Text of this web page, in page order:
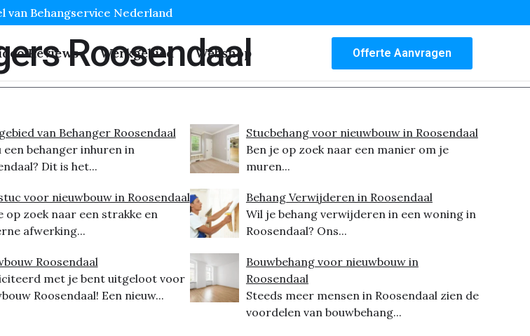
van Behangservice Nederland
Reviews Werkgebied Webshop Offerte Aanvragen
Roosendaal
van Behanger Roosendaal
een behanger inhuren in
Dit is het...
voor nieuwbouw in Roosendaal
op zoek naar een strakke en
afwerking...
Roosendaal
met je bent uitgeloot voor
Roosendaal! Een nieuw...
Stucbehang voor nieuwbouw in Roosendaal
Ben je op zoek naar een manier om je
muren...
Behang Verwijderen in Roosendaal
Wil je behang verwijderen in een woning in
Roosendaal? Ons...
Bouwbehang voor nieuwbouw in
Roosendaal
Steeds meer mensen in Roosendaal zien de
voordelen van bouwbehang...